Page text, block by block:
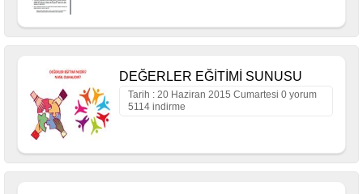
DEĞERLER EĞİTİMİ SUNUSU
Tarih : 20 Haziran 2015 Cumartesi 0 yorum
5114 indirme